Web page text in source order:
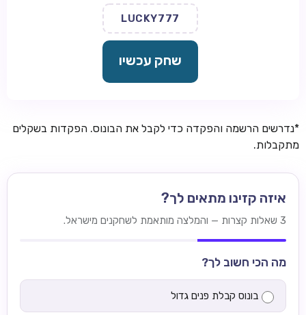
LUCKY777
שחק עכשיו
*נדרשים הרשמה והפקדה כדי לקבל את הבונוס. הפקדות בשקלים
מתקבלות.
איזה קזינו מתאים לך?
3 שאלות קצרות — והמלצה מותאמת לשחקנים מישראל.
מה הכי חשוב לך?
בונוס קבלת פנים גדול